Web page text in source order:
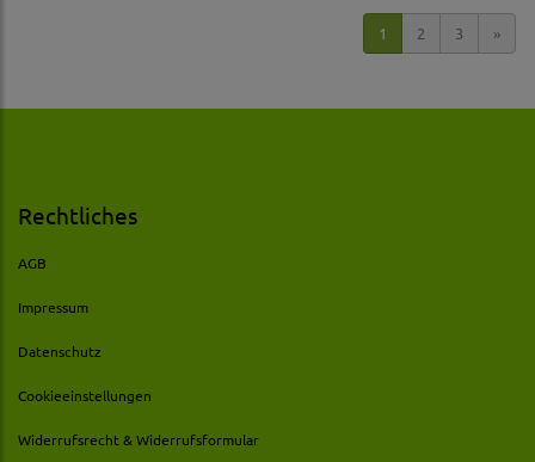
1 2 3 »
Rechtliches
AGB
Impressum
Datenschutz
Cookieeinstellungen
Widerrufsrecht & Widerrufsformular